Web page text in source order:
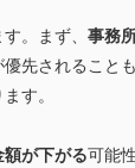
。まず、 事務
先されること
す。
が下がる可能